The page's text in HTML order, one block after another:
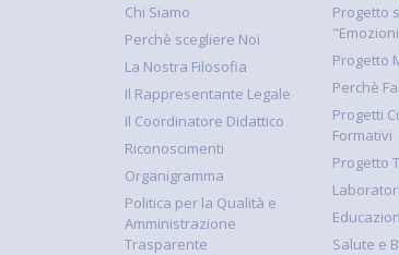
Chi Siamo
Perchè scegliere Noi
La Nostra Filosofia
Il Rappresentante Legale
Il Coordinatore Didattico
Riconoscimenti
Organigramma
Politica per la Qualità e
Amministrazione
Trasparente
Progetto
Progetto
Perchè
Progetti
Formativi
Progetto
Salute e